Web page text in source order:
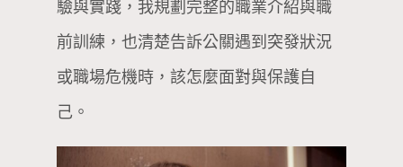
驗與實踐，我規劃完整的職業介紹與職
前訓練，也清楚告訴公關遇到突發狀況
或職場危機時，該怎麼面對與保護自
己。